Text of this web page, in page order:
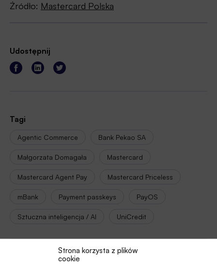
Strona korzysta z plików
cookie
Źródło: Mastercard Polska
Udostępnij
Tagi
Agentic Commerce Bank Pekao SA
Małgorzata Domagała Mastercard
Mastercard Agent Pay Mastercard Priceless
mBank Payment passkeys PayOS
Sztuczna inteligencja / AI UniCredit